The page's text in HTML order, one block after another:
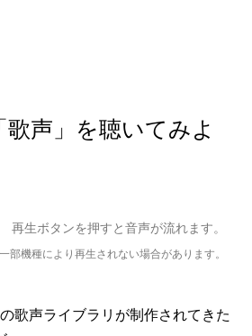
歌声」を聴いてみよ
再生ボタンを押すと音声が流れます。
部機種により再生されない場合があります。
歌声ライブラリが制作されてきた